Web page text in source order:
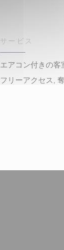
サービス
エアコン付きの客
フリーアクセス,